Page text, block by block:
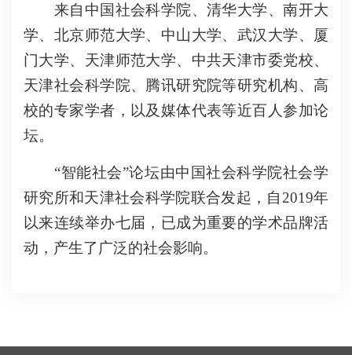
来自中国社会科学院、清华大学、南开大
学、北京师范大学、中山大学、武汉大学、厦
门大学、天津师范大学、中共天津市委党校、
天津社会科学院、腾讯研究院等研究机构、高
校的专家学者，以及媒体代表等近百人参加论
坛。
“智能社会”论坛由中国社会科学院社会学
研究所和天津社会科学院联合发起，自 2019年
以来连续举办七届，已成为重要的学术品牌活
动，产生了广泛的社会影响。